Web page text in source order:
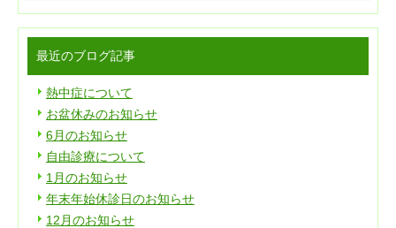
最近のブログ記事
熱中症について
お盆休みのお知らせ
6月のお知らせ
自由診療について
1月のお知らせ
年末年始休診日のお知らせ
12月のお知らせ